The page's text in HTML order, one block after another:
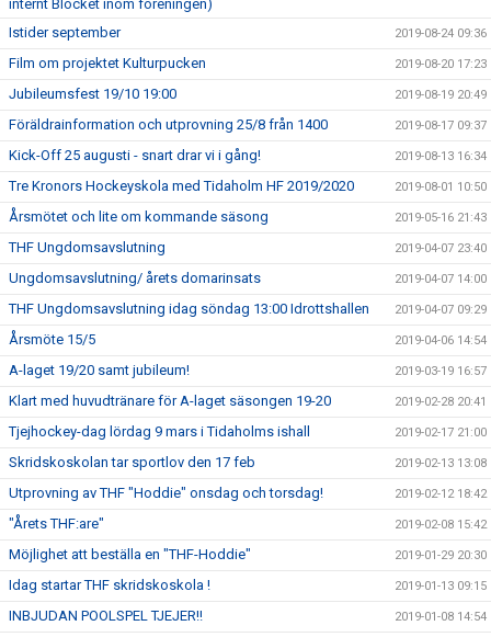
internt Blocket inom föreningen)
Istider september 2019-08-24 09:36
Film om projektet Kulturpucken 2019-08-20 17:23
Jubileumsfest 19/10 19:00 2019-08-19 20:49
Föräldrainformation och utprovning 25/8 från 1400 2019-08-17 09:37
Kick-Off 25 augusti - snart drar vi i gång! 2019-08-13 16:34
Tre Kronors Hockeyskola med Tidaholm HF 2019/2020 2019-08-01 10:50
Årsmötet och lite om kommande säsong 2019-05-16 21:43
THF Ungdomsavslutning 2019-04-07 23:40
Ungdomsavslutning/ årets domarinsats 2019-04-07 14:00
THF Ungdomsavslutning idag söndag 13:00 Idrottshallen 2019-04-07 09:29
Årsmöte 15/5 2019-04-06 14:54
A-laget 19/20 samt jubileum! 2019-03-19 16:57
Klart med huvudtränare för A-laget säsongen 19-20 2019-02-28 20:41
Tjejhockey-dag lördag 9 mars i Tidaholms ishall 2019-02-17 21:00
Skridskoskolan tar sportlov den 17 feb 2019-02-13 13:08
Utprovning av THF "Hoddie" onsdag och torsdag! 2019-02-12 18:42
"Årets THF:are" 2019-02-08 15:42
Möjlighet att beställa en "THF-Hoddie" 2019-01-29 20:30
Idag startar THF skridskoskola ! 2019-01-13 09:15
INBJUDAN POOLSPEL TJEJER!! 2019-01-08 14:54